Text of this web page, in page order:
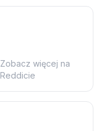
Zobacz więcej na
Reddicie